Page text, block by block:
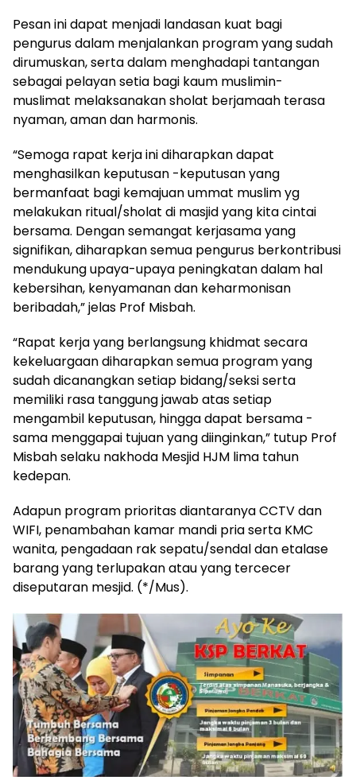
Pesan ini dapat menjadi landasan kuat bagi
pengurus dalam menjalankan program yang sudah
dirumuskan, serta dalam menghadapi tantangan
sebagai pelayan setia bagi kaum muslimin-
muslimat melaksanakan sholat berjamaah terasa
nyaman, aman dan harmonis.
“Semoga rapat kerja ini diharapkan dapat
menghasilkan keputusan -keputusan yang
bermanfaat bagi kemajuan ummat muslim yg
melakukan ritual/sholat di masjid yang kita cintai
bersama. Dengan semangat kerjasama yang
signifikan, diharapkan semua pengurus berkontribusi
mendukung upaya-upaya peningkatan dalam hal
kebersihan, kenyamanan dan keharmonisan
beribadah,” jelas Prof Misbah.
“Rapat kerja yang berlangsung khidmat secara
kekeluargaan diharapkan semua program yang
sudah dicanangkan setiap bidang/seksi serta
memiliki rasa tanggung jawab atas setiap
mengambil keputusan, hingga dapat bersama -
sama menggapai tujuan yang diinginkan,” tutup Prof
Misbah selaku nakhoda Mesjid HJM lima tahun
kedepan.
Adapun program prioritas diantaranya CCTV dan
WIFI, penambahan kamar mandi pria serta KMC
wanita, pengadaan rak sepatu/sendal dan etalase
barang yang terlupakan atau yang tercecer
diseputaran mesjid. (*/Mus).